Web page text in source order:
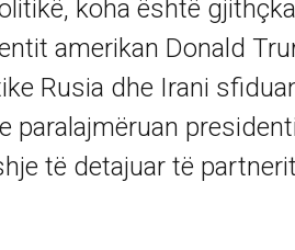
koha është
amerikan Donald
Rusia dhe Irani
paralajmëruan
të detajuar të